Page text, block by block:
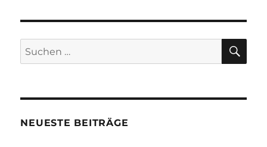
Teilnahme
an
den
kids
Suchen
nach:
NEUESTE BEITRÄGE